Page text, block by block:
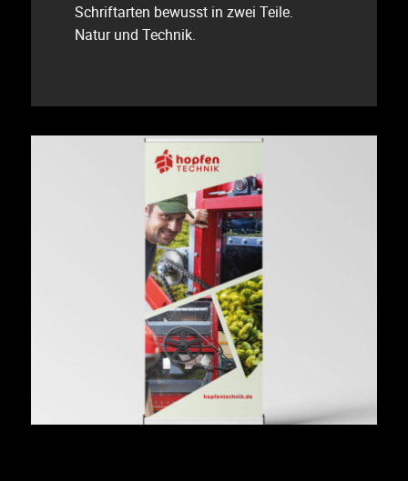
Schriftarten bewusst in zwei Teile.
Natur und Technik.